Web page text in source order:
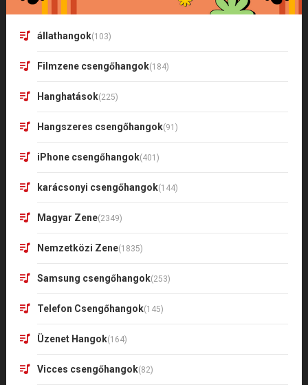
állathangok(103)
Filmzene csengőhangok(184)
Hanghatások(225)
Hangszeres csengőhangok(91)
iPhone csengőhangok(401)
karácsonyi csengőhangok(144)
Magyar Zene(2349)
Nemzetközi Zene(1835)
Samsung csengőhangok(253)
Telefon Csengőhangok(145)
Üzenet Hangok(164)
Vicces csengőhangok(82)